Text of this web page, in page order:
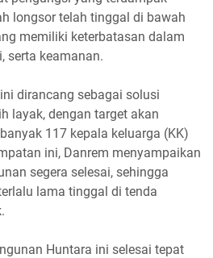
longsor telah tinggal di bawah
memiliki keterbatasan dalam
serta keamanan.
dirancang sebagai solusi
layak, dengan target akan
117 kepala keluarga (KK)
ini, Danrem menyampaikan
segera selesai, sehingga
lama tinggal di tenda
Huntara ini selesai tepat